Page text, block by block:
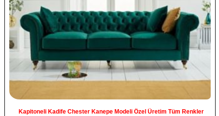
Kapitoneli Kadife Chester Kanepe Modeli Özel Üretim Tüm Renkler